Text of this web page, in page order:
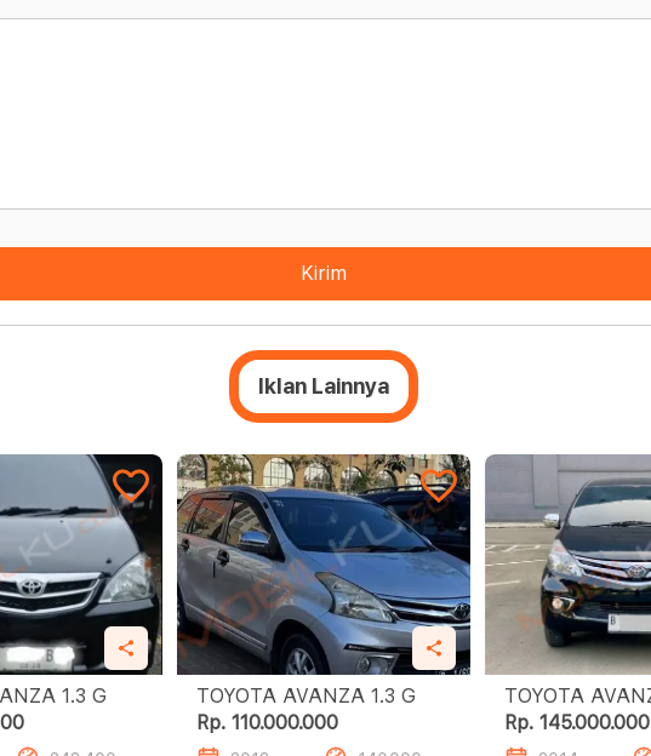
Kirim
Iklan Lainnya
TOYOTA AVANZA 1.3 G
TOYOTA AVANZA 1.3 G
Rp. 110.000.000
Rp. 145.000.000